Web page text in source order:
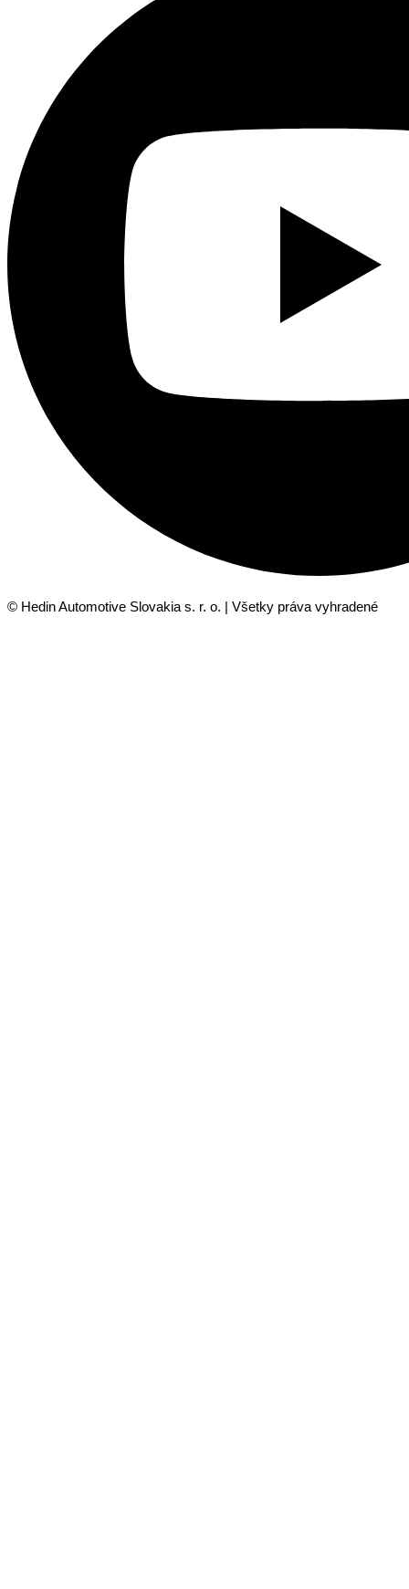
© Hedin Automotive Slovakia s. r. o. | Všetky práva vyhradené